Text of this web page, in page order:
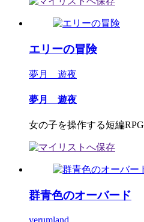
エリーの冒険
夢月 遊夜
夢月 遊夜
女の子を操作する短編RPG
群青色のオーバード
verumland